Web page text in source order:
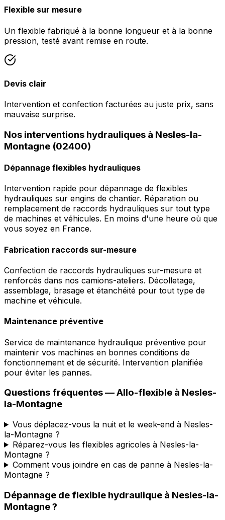
Flexible sur mesure
Un flexible fabriqué à la bonne longueur et à la bonne
pression, testé avant remise en route.
Devis clair
Intervention et confection facturées au juste prix, sans
mauvaise surprise.
Nos interventions hydrauliques à Nesles-la-
Montagne (02400)
Dépannage flexibles hydrauliques
Intervention rapide pour dépannage de flexibles
hydrauliques sur engins de chantier. Réparation ou
remplacement de raccords hydrauliques sur tout type
de machines et véhicules. En moins d'une heure où que
vous soyez en France.
Fabrication raccords sur-mesure
Confection de raccords hydrauliques sur-mesure et
renforcés dans nos camions-ateliers. Décolletage,
assemblage, brasage et étanchéité pour tout type de
machine et véhicule.
Maintenance préventive
Service de maintenance hydraulique préventive pour
maintenir vos machines en bonnes conditions de
fonctionnement et de sécurité. Intervention planifiée
pour éviter les pannes.
Questions fréquentes —Allo-flexible à Nesles-
la-Montagne
Vous déplacez-vous la nuit et le week-end à Nesles-
la-Montagne ?
Réparez-vous les flexibles agricoles à Nesles-la-
Montagne ?
Comment vous joindre en cas de panne à Nesles-la-
Montagne ?
Dépannage de flexible hydraulique à Nesles-la-
Montagne?